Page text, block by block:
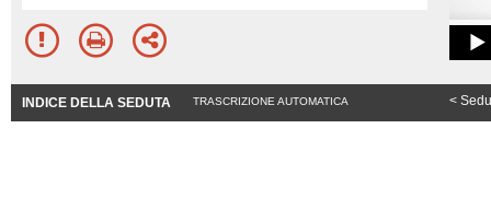
INDICE DELLA SEDUTA TRASCRIZIONE AUTOMATICA <